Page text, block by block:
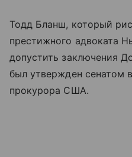
Тодд Бланш, который
престижного адвоката
допустить заключения
был утвержден сенатом
прокурора США.